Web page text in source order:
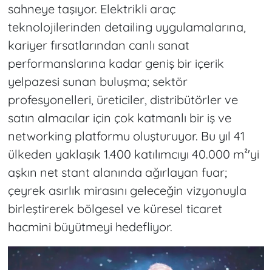
sahneye taşıyor. Elektrikli araç
teknolojilerinden detailing uygulamalarına,
kariyer fırsatlarından canlı sanat
performanslarına kadar geniş bir içerik
yelpazesi sunan buluşma; sektör
profesyonelleri, üreticiler, distribütörler ve
satın almacılar için çok katmanlı bir iş ve
networking platformu oluşturuyor. Bu yıl 41
ülkeden yaklaşık 1.400 katılımcıyı 40.000 m²'yi
aşkın net stant alanında ağırlayan fuar;
çeyrek asırlık mirasını geleceğin vizyonuyla
birleştirerek bölgesel ve küresel ticaret
hacmini büyütmeyi hedefliyor.